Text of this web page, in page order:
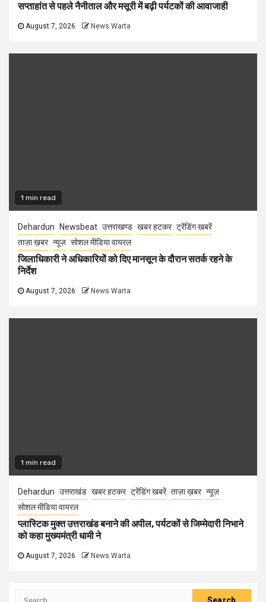
सप्ताहांत से पहले नैनीताल और मसूरी में बढ़ी पर्यटकों की आवाजाही
August 7, 2026 News Warta
1 min read
Dehardun Newsbeat उत्तराखण्ड खबर हटकर ट्रेंडिंग खबरें
ताज़ा ख़बर न्यूज़ सोशल मीडिया वायरल
जिलाधिकारी ने अधिकारियों को दिए मानसून के दौरान सतर्क रहने के
निर्देश
August 7, 2026 News Warta
1 min read
Dehardun उत्तराखंड खबर हटकर ट्रेंडिंग खबरें ताज़ा ख़बर न्यूज़
सोशल मीडिया वायरल
प्लास्टिक मुक्त उत्तराखंड बनाने की अपील, पर्यटकों से जिम्मेदारी निभाने
को कहा मुख्यमंत्री धामी ने
August 7, 2026 News Warta
Search